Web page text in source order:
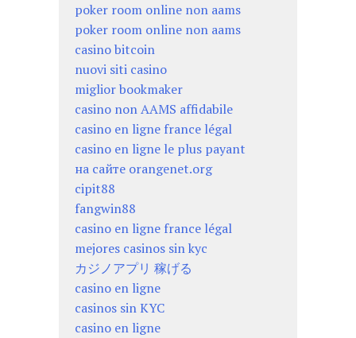
poker room online non aams
poker room online non aams
casino bitcoin
nuovi siti casino
miglior bookmaker
casino non AAMS affidabile
casino en ligne france légal
casino en ligne le plus payant
на сайте orangenet.org
cipit88
fangwin88
casino en ligne france légal
mejores casinos sin kyc
カジノアプリ 稼げる
casino en ligne
casinos sin KYC
casino en ligne